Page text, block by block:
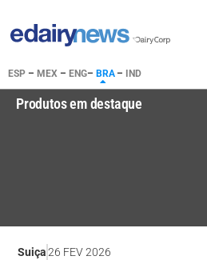
ESP – MEX – ENG– BRA– IND
Produtos em destaque
Suiça 26 FEV 2026